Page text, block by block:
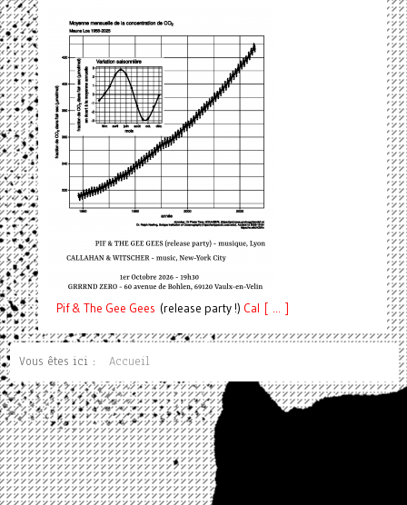
Pif& The Gee Gees (release party !) Cal [ ... ]
Vous êtes ici : Accueil